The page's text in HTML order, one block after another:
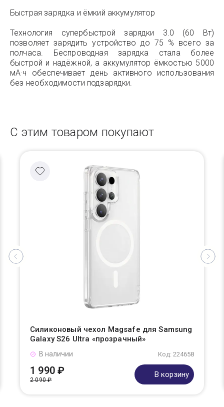
Быстрая зарядка и ёмкий аккумулятор
Технология супербыстрой зарядки 3.0 (60 Вт)
позволяет зарядить устройство до 75 % всего за
полчаса. Беспроводная зарядка стала более
быстрой и надёжной, а аккумулятор ёмкостью 5000
мА·ч обеспечивает день активного использования
без необходимости подзарядки.
С этим товаром покупают
Силиконовый чехол Magsafe для Samsung
Galaxy S26 Ultra «прозрачный»
Код: 224658
В наличии
1 990 ₽
2 090 ₽
В корзину